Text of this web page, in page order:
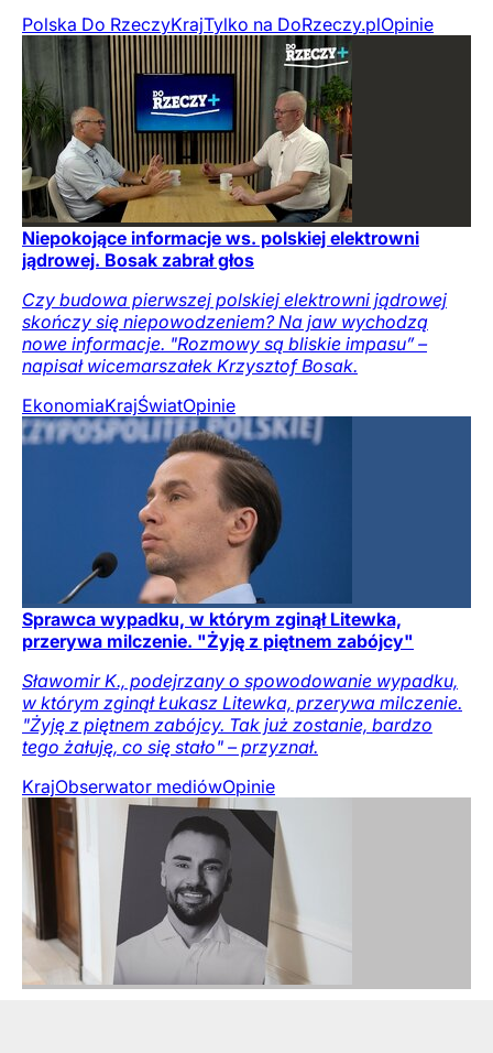
Polska Do RzeczyKrajTylko na DoRzeczy.plOpinie
Niepokojące informacje ws. polskiej elektrowni
jądrowej. Bosak zabrał głos
Czy budowa pierwszej polskiej elektrowni jądrowej
skończy się niepowodzeniem? Na jaw wychodzą
nowe informacje. "Rozmowy są bliskie impasu” –
napisał wicemarszałek Krzysztof Bosak.
EkonomiaKrajŚwiatOpinie
Sprawca wypadku, w którym zginął Litewka,
przerywa milczenie. "Żyję z piętnem zabójcy"
Sławomir K., podejrzany o spowodowanie wypadku,
w którym zginął Łukasz Litewka, przerywa milczenie.
"Żyję z piętnem zabójcy. Tak już zostanie, bardzo
tego żałuję, co się stało" – przyznał.
KrajObserwator mediówOpinie